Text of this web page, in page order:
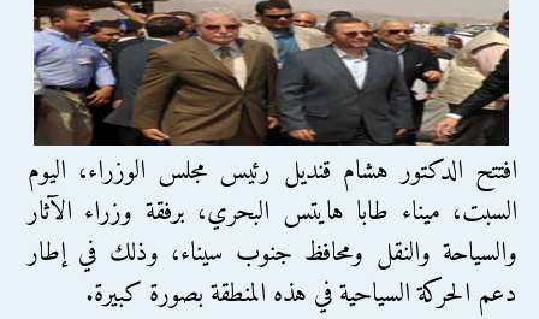
افتتح الدكتور هشام قنديل رئيس مجلس الوزراء، اليوم
السبت، ميناء طابا هايتس البحري، برفقة وزراء الآثار
والسياحة والنقل ومحافظ جنوب سيناء، وذلك في إطار
دعم الحركة السياحية في هذه المنطقة بصورة كبيرة.